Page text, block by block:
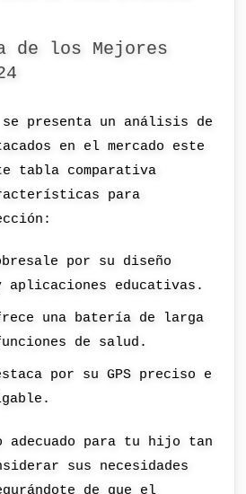
de los Mejores
presenta un análisis de
en el mercado este
tabla comparativa
para
por su diseño
educativas.
una batería de larga
de salud.
por su GPS preciso e
adecuado para tu hijo tan
sus necesidades
de que el